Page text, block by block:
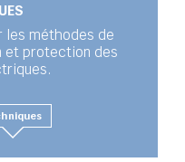
les méthodes de
et protection des